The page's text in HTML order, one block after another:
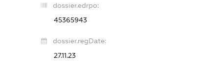
dossier.edrpo:
45365943
dossier.regDate:
27.11.23